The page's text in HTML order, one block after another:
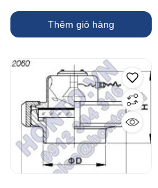
Thêm giỏ hàng